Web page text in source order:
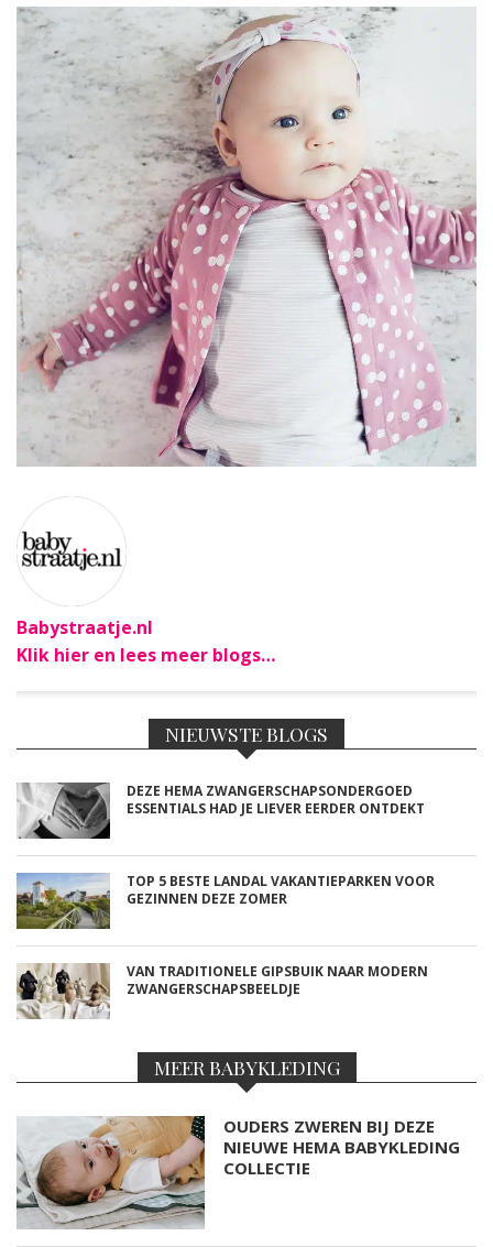
Babystraatje.nl
Klik hier en lees meer blogs…
NIEUWSTE BLOGS
DEZE HEMA ZWANGERSCHAPSONDERGOED
ESSENTIALS HAD JE LIEVER EERDER ONTDEKT
TOP 5 BESTE LANDAL VAKANTIEPARKEN VOOR
GEZINNEN DEZE ZOMER
VAN TRADITIONELE GIPSBUIK NAAR MODERN
ZWANGERSCHAPSBEELDJE
MEER BABYKLEDING
OUDERS ZWEREN BIJ DEZE
NIEUWE HEMA BABYKLEDING
COLLECTIE